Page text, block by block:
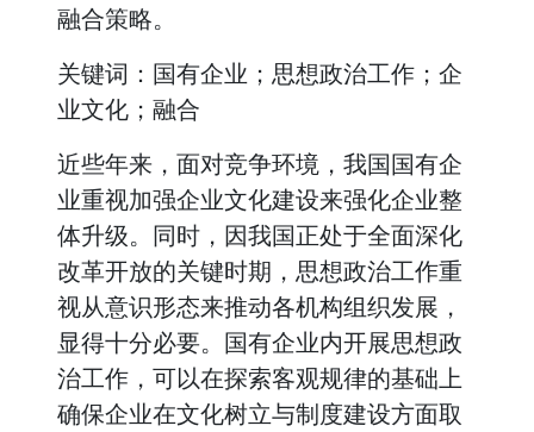
融合策略。
关键词：国有企业；思想政治工作；企
业文化；融合
近些年来，面对竞争环境，我国国有企
业重视加强企业文化建设来强化企业整
体升级。同时，因我国正处于全面深化
改革开放的关键时期，思想政治工作重
视从意识形态来推动各机构组织发展，
显得十分必要。国有企业内开展思想政
治工作，可以在探索客观规律的基础上
确保企业在文化树立与制度建设方面取